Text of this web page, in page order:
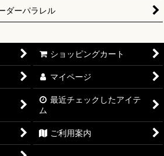
ダーパラレル
ショッピングカート
マイページ
最近チェックしたアイテ
ム
ご利用案内